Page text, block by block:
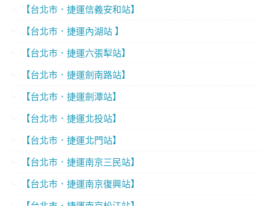
【台北市．捷運信義安和站】
【台北市．捷運內湖站 】
【台北市．捷運六張犁站】
【台北市．捷運劍南路站】
【台北市．捷運劍潭站】
【台北市．捷運北投站】
【台北市．捷運北門站】
【台北市．捷運南京三民站】
【台北市．捷運南京復興站】